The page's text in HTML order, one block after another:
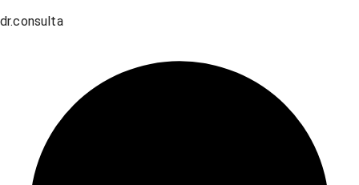
dr.consulta